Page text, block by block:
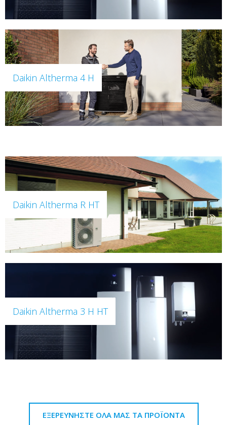
Daikin Altherma 4 H
Daikin Altherma R HT
Daikin Altherma 3 H HT
ΕΞΕΡΕΥΝΗΣΤΕ ΟΛΑ ΜΑΣ ΤΑ ΠΡΟΪΟΝΤΑ